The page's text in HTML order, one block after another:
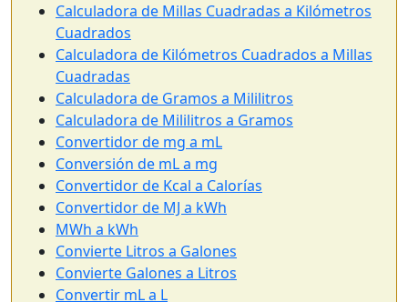
Calculadora de Millas Cuadradas a Kilómetros
Cuadrados
Calculadora de Kilómetros Cuadrados a Millas
Cuadradas
Calculadora de Gramos a Mililitros
Calculadora de Mililitros a Gramos
Convertidor de mg a mL
Conversión de mL a mg
Convertidor de Kcal a Calorías
Convertidor de MJ a kWh
MWh a kWh
Convierte Litros a Galones
Convierte Galones a Litros
Convertir mL a L